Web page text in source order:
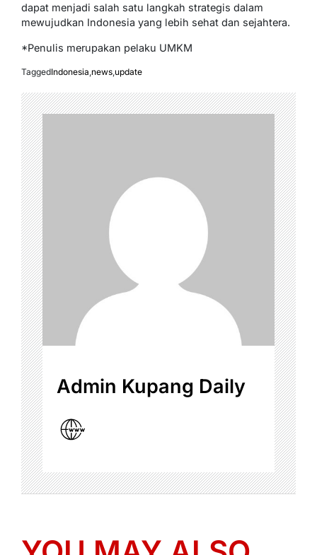
dapat menjadi salah satu langkah strategis dalam
mewujudkan Indonesia yang lebih sehat dan sejahtera.
*Penulis merupakan pelaku UMKM
TaggedIndonesia news update
Admin Kupang Daily